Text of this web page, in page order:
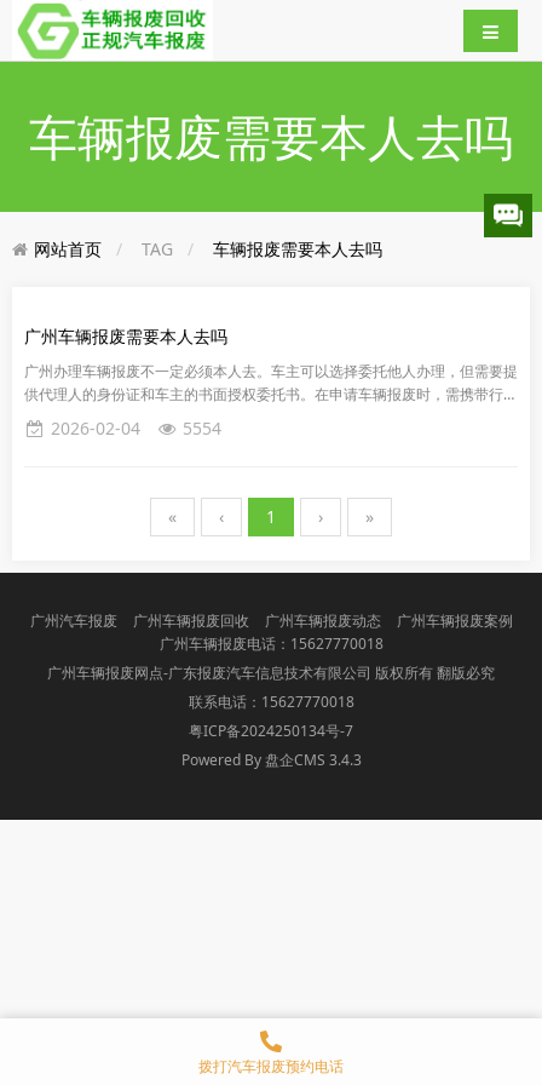
车辆报废需要本人去吗
网站首页 TAG 车辆报废需要本人去吗
广州车辆报废需要本人去吗
广州办理车辆报废不一定必须本人去。车主可以选择委托他人办理，但需要提
供代理人的身份证和车主的书面授权委托书。在申请车辆报废时，需携带行驶
证、登记证书。请注意，查封抵押的车不能报废。如果车主由于某些原因...
2026-02-04 5554
« ‹ 1 › »
广州汽车报废 广州车辆报废回收 广州车辆报废动态
广州车辆报废案例
广州车辆报废电话：15627770018
广州车辆报废网点-广东报废汽车信息技术有限公司 版权所有 翻版必究
联系电话：15627770018
粤ICP备2024250134号-7
Powered By 盘企CMS 3.4.3
盘企CMS
拨打汽车报废预约电话